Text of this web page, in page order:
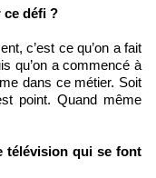
ce défi ?
c’est ce qu’on a fait
qu’on a commencé à
dans ce métier. Soit
point. Quand même
télévision qui se font